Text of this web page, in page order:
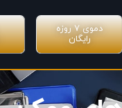
دموی ۷ روزه
رایگان